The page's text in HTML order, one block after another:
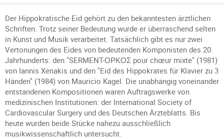
Der Hippokratische Eid gehört zu den bekanntesten ärztlichen
Schriften. Trotz seiner Bedeutung wurde er überraschend selten
in Kunst und Musik verarbeitet. Tatsächlich gibt es nur zwei
Vertonungen des Eides von bedeutenden Komponisten des 20.
Jahrhunderts: den "SERMENT-ΟΡΚΟΣ pour chœur mixte" (1981)
von Iannis Xenakis und den "Eid des Hippokrates für Klavier zu 3
Händen" (1984) von Mauricio Kagel. Die unabhängig voneinander
entstandenen Kompositionen waren Auftragswerke von
medizinischen Institutionen: der International Society of
Cardiovascular Surgery und des Deutschen Ärzteblatts. Bis
heute wurden beide Stücke nahezu ausschließlich
musikwissenschaftlich untersucht.